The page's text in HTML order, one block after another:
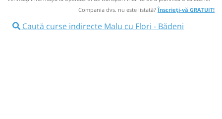
08:50 Malu cu Flori Centru
Compania dvs. nu este listată?Înscrieți-vă GRATUIT!
Caută curse indirecte Malu cu Flori - Bădeni